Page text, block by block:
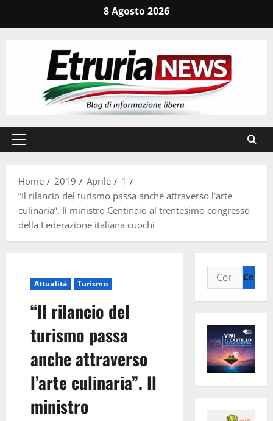
8 Agosto 2026
Menu
Home
2019 Aprile
1
“Il rilancio del turismo passa anche attraverso l’arte
culinaria”. Il ministro Centinaio al trentesimo congresso
della Federazione italiana cuochi
Attualità Turismo
“Il rilancio del
turismo passa
anche attraverso
l’arte culinaria”. Il
ministro
Ricerca
per: